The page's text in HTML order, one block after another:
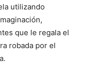
utilizando
que le regala el
robada por el